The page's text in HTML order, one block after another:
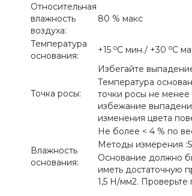
Относительная
влажность
воздуха:
80 % макс
Температура
основания:
+15 oС мин./ +30 oС
Точка росы:
Избегайте
Температура
точки росы не менее
избежание
изменения цвета
Влажность
основания:
Не более < 4 % по
Методы измерения
Основание должно
иметь достаточную
1,5 Н/мм2.